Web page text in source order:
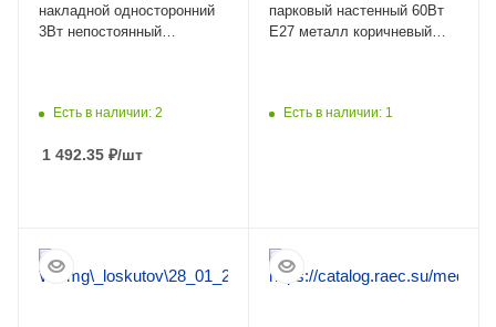
накладной односторонний
3Вт непостоянный
Есть в наличии: 2
1 492.35 ₽/шт
парковый настенный 60Вт
E27 металл коричневый
Есть в наличии: 1